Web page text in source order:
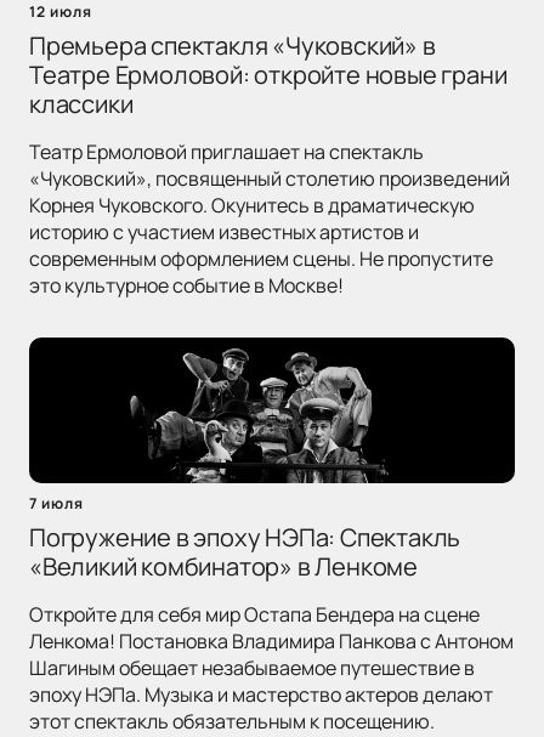
12 июля
Премьера спектакля «Чуковский» в
Театре Ермоловой: откройте новые грани
классики
Театр Ермоловой приглашает на спектакль
«Чуковский», посвященный столетию произведений
Корнея Чуковского. Окунитесь в драматическую
историю с участием известных артистов и
современным оформлением сцены. Не пропустите
это культурное событие в Москве!
7 июля
Погружение в эпоху НЭПа: Спектакль
«Великий комбинатор» в Ленкоме
Откройте для себя мир Остапа Бендера на сцене
Ленкома! Постановка Владимира Панкова с Антоном
Шагиным обещает незабываемое путешествие в
эпоху НЭПа. Музыка и мастерство актеров делают
этот спектакль обязательным к посещению.